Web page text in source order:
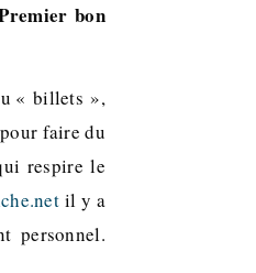
bon
« billets »,
faire du
respire le
il y a
personnel.